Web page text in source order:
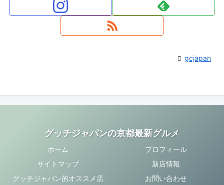
gcjapan
グッチジャパンの京都最新グルメ
ホーム
プロフィール
サイトマップ
新店情報
グッチジャパン的オススメ店
お問い合わせ